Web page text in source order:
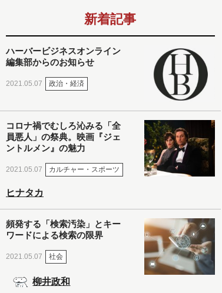
新着記事
ハーバービジネスオンライン
編集部からのお知らせ
2021.05.07 政治・経済
コロナ禍でむしろ沁みる「全
員悪人」の祭典。映画『ジェ
ントルメン』の魅力
2021.05.07 カルチャー・スポーツ
ヒナタカ
頻発する「検索汚染」とキー
ワードによる検索の限界
2021.05.07 社会
柳井政和